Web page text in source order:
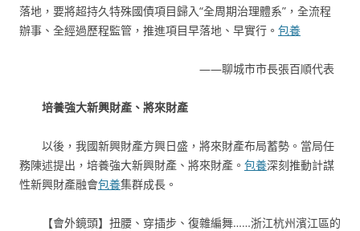
落地，要將超持久特殊國債項目歸入“全周期治理體系”，全流程
辦事、全經過歷程監管，推進項目早落地、早實行。 包養
——聊城市市長張百順代表
培養強大新興財產、將來財產
以後，我國新興財產方興日盛，將來財產布局蓄勢。當局任
務陳述提出，培養強大新興財產、將來財產。 包養深刻推動計謀
性新興財產融會包養集群成長。
【會外鏡頭】扭腰、穿插步、復雜編舞……浙江杭州濱江區的